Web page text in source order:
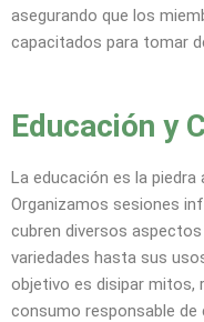
asegurando que los
capacitados para tomar
Educación y
La educación es la
Organizamos sesiones
cubren diversos
variedades hasta sus
objetivo es disipar mitos,
consumo responsable de